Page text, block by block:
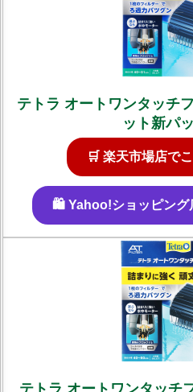
テトラ オートワンタッチ
ット新パ
🛒 楽天市場店で
🛍️ Yahoo!ショッピング
テトラ オートワンタッチ